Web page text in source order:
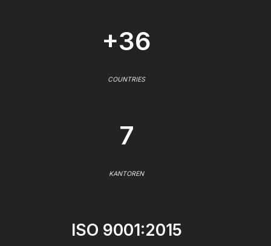
+36
COUNTRIES
7
KANTOREN
ISO 9001:2015